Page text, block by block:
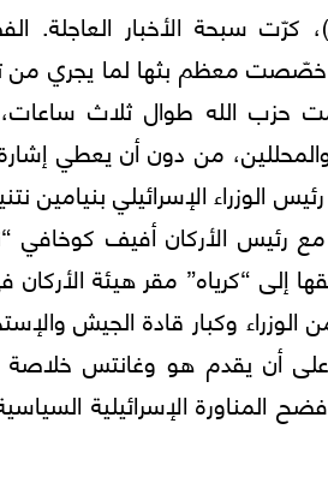
سبحة الأخبار العاجلة.
خصّصت معظم بثها لما يجري
الله طوال ثلاث ساعات،
والمحللين، من دون أن يعطي
الوزراء الإسرائيلي بنيامين
رئيس الأركان أفيف كوخافي
إلى “كرياه” مقر هيئة
وكبار قادة الجيش
على أن يقدم هو وغانتس
الإسرائيلية